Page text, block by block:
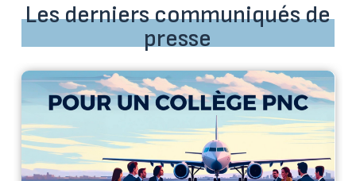
Les derniers communiqués de
presse